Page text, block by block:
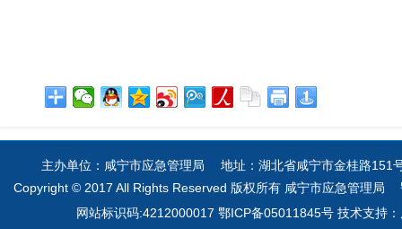
主办单位：咸宁市应急管理局 地址：湖北省咸宁市金桂路
Copyright © 2017 All Rights Reserved 版权所有 咸宁市应急管理局
网站标识码:4212000017 鄂ICP备05011845号 技术支持